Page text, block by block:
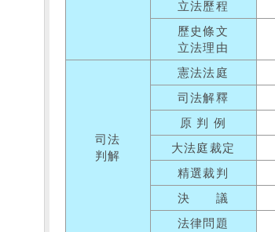
立法歷程
歷史條文
立法理由
司法
判解
憲法法庭
司法解釋
原 判 例
大法庭裁定
精選裁判
決 議
法律問題